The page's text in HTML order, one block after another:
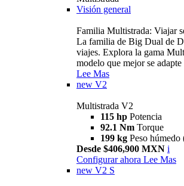
Visión general
Familia Multistrada: Viajar
La familia de Big Dual de
viajes. Explora la gama
modelo que mejor se adapte
Lee Mas
new V2
Multistrada V2
115 hp Potencia
92.1 Nm Torque
199 kg Peso
Desde $406,900 MXN i
Configurar ahora Lee Mas
new V2 S